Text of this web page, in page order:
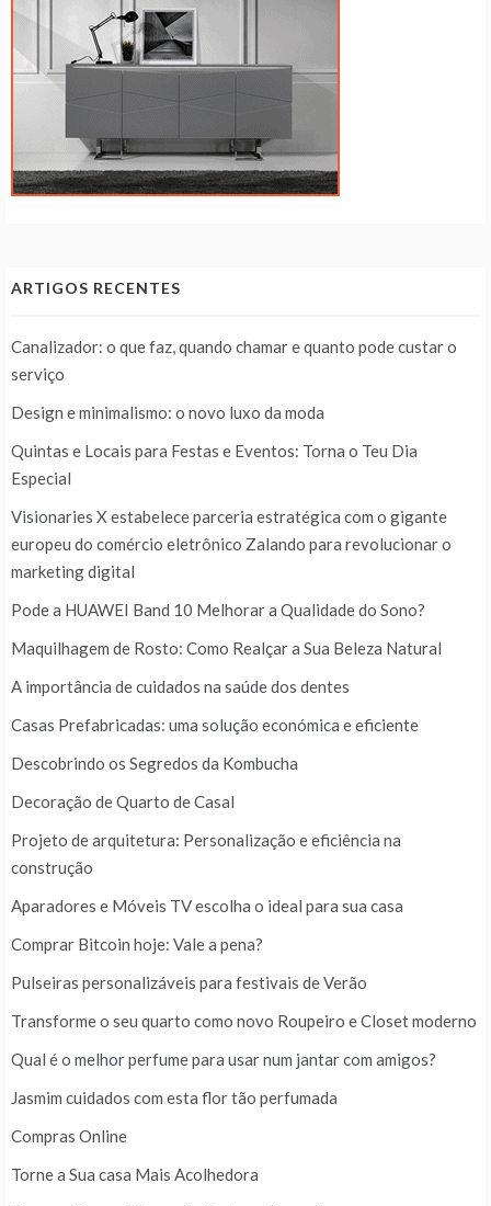
ARTIGOS RECENTES
Canalizador: o que faz, quando chamar e quanto pode custar o
serviço
Design e minimalismo: o novo luxo da moda
Quintas e Locais para Festas e Eventos: Torna o Teu Dia
Especial
Visionaries X estabelece parceria estratégica com o gigante
europeu do comércio eletrônico Zalando para revolucionar o
marketing digital
Pode a HUAWEI Band 10 Melhorar a Qualidade do Sono?
Maquilhagem de Rosto: Como Realçar a Sua Beleza Natural
A importância de cuidados na saúde dos dentes
Casas Prefabricadas: uma solução económica e eficiente
Descobrindo os Segredos da Kombucha
Decoração de Quarto de Casal
Projeto de arquitetura: Personalização e eficiência na
construção
Aparadores e Móveis TV escolha o ideal para sua casa
Comprar Bitcoin hoje: Vale a pena?
Pulseiras personalizáveis para festivais de Verão
Transforme o seu quarto como novo Roupeiro e Closet moderno
Qual é o melhor perfume para usar num jantar com amigos?
Jasmim cuidados com esta flor tão perfumada
Compras Online
Torne a Sua casa Mais Acolhedora